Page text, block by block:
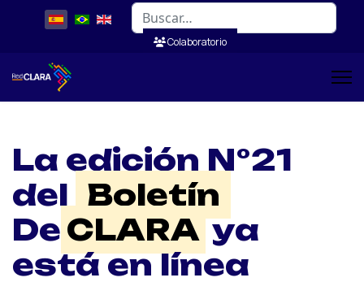
Buscar
Colaboratorio
La edición N°21
del Boletín
De CLARAya
está en línea